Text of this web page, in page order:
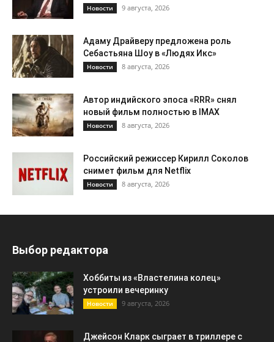
Новости 9 августа, 2026
Адаму Драйверу предложена роль
Себастьяна Шоу в «Людях Икс»
Новости 8 августа, 2026
Автор индийского эпоса «RRR» снял
новый фильм полностью в IMAX
Новости 8 августа, 2026
Российский режиссер Кирилл Соколов
снимет фильм для Netflix
Новости 8 августа, 2026
Выбор редактора
Хоббиты из «Властелина колец»
устроили вечеринку
Новости 9 августа, 2026
Джейсон Кларк сыграет в триллере с